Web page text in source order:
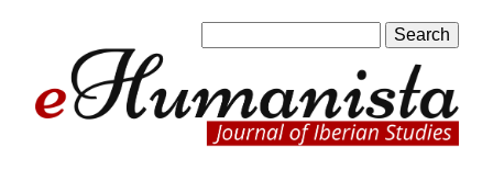
to
main
content
e
a
a
r